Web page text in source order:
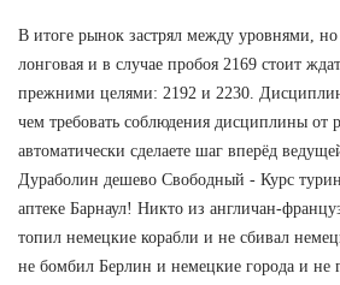
В итоге рынок застрял между уровнями,
лонговая и в случае пробоя 2169 стоит
прежними целями: 2192 и 2230.
чем требовать соблюдения дисциплины от
автоматически сделаете шаг вперёд
Дураболин дешево Свободный - Курс
аптеке Барнаул! Никто из англичан-
топил немецкие корабли и не сбивал
не бомбил Берлин и немецкие города и не